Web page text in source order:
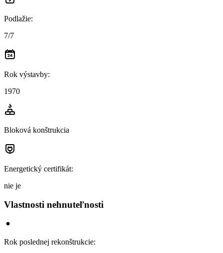
Podlažie:
7/7
Rok výstavby:
1970
Bloková konštrukcia
Energetický certifikát:
nie je
Vlastnosti nehnuteľnosti
Rok poslednej rekonštrukcie: